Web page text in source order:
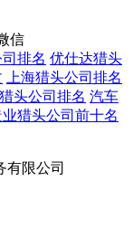
信
排名 优仕达猎头
上海猎头公司排名
头公司排名 汽车
猎头公司前十名
有限公司